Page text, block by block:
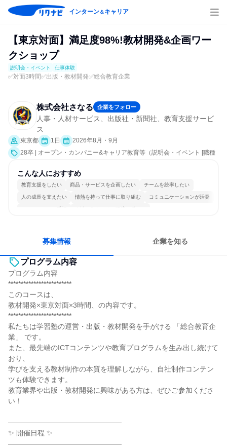
インターン＆キャリア
【東京対面】満足度98%!教材開発&企画ワー
クショップ
説明会・イベント 仕事体験
✅対面3時間✅出版・教材開発✅総合教育企業
株式会社さなる 企業をフォロー
人事・人材サービス、出版社・新聞社、教育支援サービ
ス
東京都 1日
2026年8月・9月
28卒 | オープン・カンパニー&キャリア教育等（説明会・イベント [職種
事体験）
こんな人におすすめ
教育支援をしたい 商品・サービスを企画したい チームを統率したい
人の成長を支えたい 情熱を持って仕事に取り組む コミュニケーションが活発
チームワークを重視 女性が働きやすい環境で働ける
募集情報 企業を知る
プログラム内容
プログラム内容
*************************
このコースは、
教材開発×東京対面×3時間、の内容です。
*************************
私たちは学習塾の運営・出版・教材開発を手がける 「総合教育企
業」 です。
また、最先端のICTコンテンツや教育プログラムを生み出し続けて
おり、
学びを支える教材制作の本質を理解しながら、自社制作コンテン
ツも体験できます。
教育業界や出版・教材開発に興味がある方は、ぜひご参加くださ
い！
――――――――――――――――
✨ 開催日程 ✨
――――――――――――――――